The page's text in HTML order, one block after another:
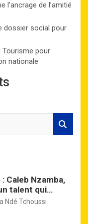
l’ancrage de l’amitié
dossier social pour
Tourisme pour
nationale
: Caleb Nzamba,
talent qui
Ndé Tchoussi